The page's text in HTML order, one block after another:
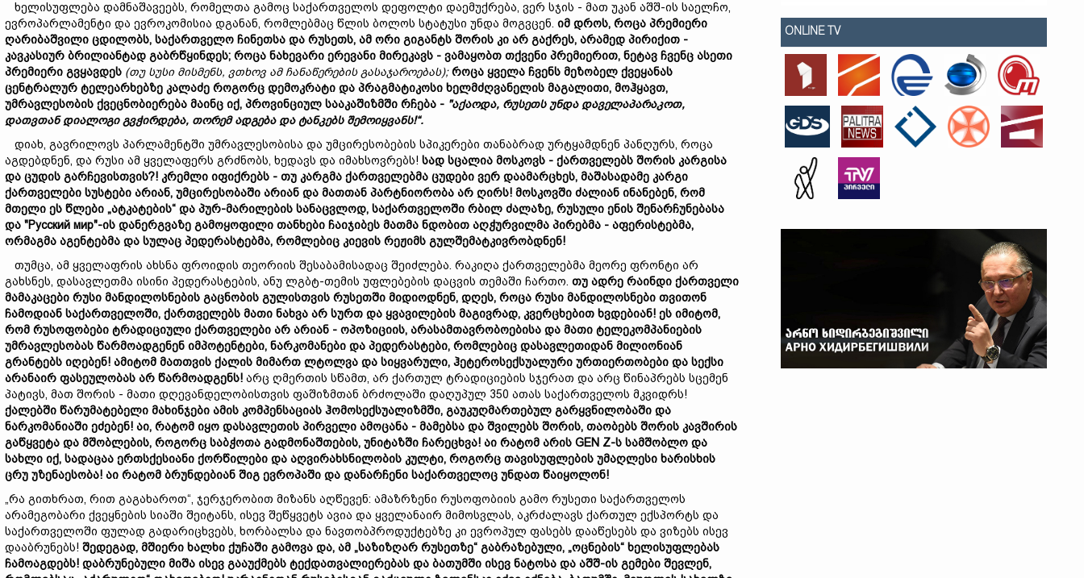
ხელისუფლება დამნაშავეებს, რომელთა გამოც საქართველოს დეფოლტი დაემუქრება, ვერ სჯის - მათ უკან აშშ-ის საელჩო,
ევროპარლამენტი და ევროკომისია დგანან, რომლებმაც წლის ბოლოს სტატუსი უნდა მოგვცენ. იმ დროს, როცა პრემიერი
ღარიბაშვილი ცდილობს, საქართველო ჩინეთსა და რუსეთს, ამ ორი გიგანტს შორის კი არ გაქრეს, არამედ პირიქით -
კავკასიურ ბრილიანტად გაბრწყინდეს; როცა ნახევარი ერევანი მირეკავს - ვამაყობთ თქვენი პრემიერით, ნეტავ ჩვენც ასეთი
პრემიერი გვყავდეს (თუ სუსი მისმენს, ვთხოვ ამ ჩანაწერების გასაჯაროებას);როცა ყველა ჩვენს მეზობელ ქვეყანას
ცენტრალურ ტელეარხებზე კალაძე როგორც დემოკრატი და პრაგმატიკოსი ხელმძღვანელის მაგალითი, მოჰყავთ,
უმრავლესობის ქვეცნობიერება მაინც იქ, პროვინციულ სააკაშიზმში რჩება - "აქაოდა, რუსეთს უნდა დაველაპარაკოთ,
დათვთანდიალოგიგვჭირდება, თორემადგება და ტანკებს შემოიყვანს!“.
დიახ, გავრილოვს პარლამენტში უმრავლესობისა და უმცირესობების სპიკერები თანაბრად ურტყამდნენ პანღურს, როცა
აგდებდნენ, და რუსი ამ ყველაფერს გრძნობს, ხედავს და იმახსოვრებს! სად სცალია მოსკოვს - ქართველებს შორის კარგისა
და ცუდის გარჩევისთვის?! კრემლი იფიქრებს - თუ კარგმა ქართველებმა ცუდები ვერ დაამარცხეს, მაშასადამე კარგი
ქართველები სუსტები არიან, უმცირესობაში არიან და მათთან პარტნიორობა არ ღირს! მოსკოვში ძალიან ინანებენ, რომ
მთელი ეს წლები „ატკატების“ და პურ-მარილების სანაცვლოდ, საქართველოში რბილ ძალაზე, რუსული ენის შენარჩუნებასა
და "Русский мир"-ის დანერგვაზე გამოყოფილი თანხები ჩაიჯიბეს მათმა ნდობით აღჭურვილმა პირებმა - აფერისტებმა,
ორმაგმა აგენტებმა და სულაც პედერასტებმა, რომლებიც კიევის რეჟიმს გულშემატკივრობდნენ!
თუმცა, ამ ყველაფრის ახსნა ფროიდის თეორიის შესაბამისადაც შეიძლება. რაკიღა ქართველებმა მეორე ფრონტი არ
გახსნეს, დასავლეთმა ისინი პედერასტების, ანუ ლგბტ-თემის უფლებების დაცვის თემაში ჩართო. თუ ადრე რაინდი ქართველი
მამაკაცები რუსი მანდილოსნების გაცნობის გულისთვის რუსეთში მიდიოდნენ, დღეს, როცა რუსი მანდილოსნები თვითონ
ჩამოდიან საქართველოში, ქართველებს მათი ნახვა არ სურთ და ყვავილების მაგივრად, კვერცხებით ხვდებიან! ეს იმიტომ,
რომ რუსოფობები ტრადიციული ქართველები არ არიან - ოპოზიციის, არასამთავრობოებისა და მათი ტელეკომპანიების
უმრავლესობას წარმოადგენენ იმპოტენტები, ნარკომანები და პედერასტები, რომლებიც დასავლეთიდან მილიონიან
გრანტებს იღებენ! ამიტომ მათთვის ქალის მიმართ ლტოლვა და სიყვარული, ჰეტეროსექსუალური ურთიერთობები და სექსი
არანაირ ფასეულობას არ წარმოადგენს! არც ღმერთის სწამთ, არ ქართულ ტრადიციების სჯერათ და არც წინაპრებს სცემენ
პატივს, მათ შორის - მათი დღევანდელობისთვის ფაშიზმთან ბრძოლაში დაღუპულ 350 ათას საქართველოს მკვიდრს!
ქალებში წარუმატებელი მახინჯები ამის კომპენსაციას ჰომოსექსუალიზმში, გაუკუღმართებულ გარყვნილობაში და
ნარკომანიაში ეძებენ! აი, რატომ იყო დასავლეთის პირველი ამოცანა - მამებსა და შვილებს შორის, თაობებს შორის კავშირის
გაწყვეტა და მშობლების, როგორც საბჭოთა გადმონაშთების, უნიტაზში ჩარეცხვა! აი რატომ არის GEN Z-ს სამშობლო და
სახლი იქ, სადაცაა ერთსქესიანი ქორწილები და აღვირახსნილობის კულტი, როგორც თავისუფლების უმაღლესი ხარისხის
ცრუ უზენაესობა! აი რატომ ბრუნდებიან შიგ ევროპაში და დანარჩენი საქართველოც უნდათ წაიყოლონ!
„რა გითხრათ, რით გაგახაროთ“, ჯერჯერობით მიზანს აღწევენ: ამაზრზენი რუსოფობიის გამო რუსეთი საქართველოს
არამეგობარი ქვეყნების სიაში შეიტანს, ისევ შეწყვეტს ავია და ყველანაირ მიმოსვლას, აკრძალავს ქართულ ექსპორტს და
საქართველოში ფულად გადარიცხვებს, ხორბალსა და ნავთობპროდუქტებზე კი ევროპულ ფასებს დააწესებს და ვიზებს ისევ
დააბრუნებს! შედეგად, მშიერი ხალხი ქუჩაში გამოვა და, ამ „საზიზღარ რუსეთზე“ გაბრაზებული, „ოცნების“ ხელისუფლებას
ჩამოაგდებს! დაბრუნებული მიშა ისევ გააუქმებს ტექდათვალიერებას და ბათუმში ისევ ნატოსა და აშშ-ის გემები შევლენ,
ONLINE TV